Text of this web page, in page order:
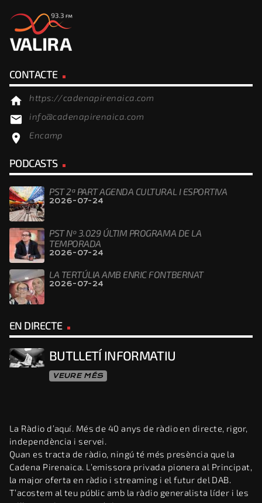
CONTACTE
home https://cadenapirenaica.com
email info@cadenapirenaica.com
location_on Encamp
PODCASTS
PST 2ª PART AGENDA CULTURAL I ESPORTIVA
2026-07-24
PST Nº 3.029 ÚLTIM PROGRAMA DE LA
TEMPORADA
2026-07-24
LA TERTÚLIA AMB ENRIC FONTBERNAT
2026-07-24
EN DIRECTE
BUTLLETÍ INFORMATIU
VEURE MÉS
La Ràdio d’aquí. Més de 40 anys de ràdio en directe, rigor,
independència i servei.
Quan es tracta de ràdio, ningú té més presència que la
Cadena Pirenaica. L’emissora privada pionera al Principat,
la major oferta en ràdio i streaming i el futur del DAB.
T’acostem al teu públic amb la ràdio generalista líder i les